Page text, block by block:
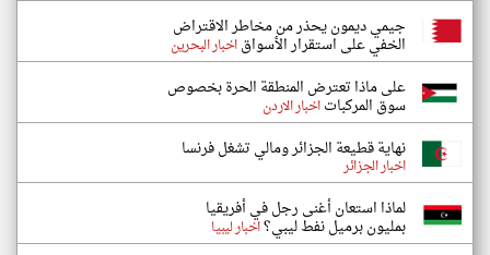
جيمي ديمون يحذر من مخاطر الاقتراض
الخفي على استقرار الأسواقاخبار البحرين
على ماذا تعترض المنطقة الحرة بخصوص
سوق المركباتاخبار الاردن
نهاية قطيعة الجزائر ومالي تشغل فرنسا
اخبار الجزائر
لماذا استعان أغنى رجل في أفريقيا
بمليون برميل نفط ليبي؟اخبار ليبيا